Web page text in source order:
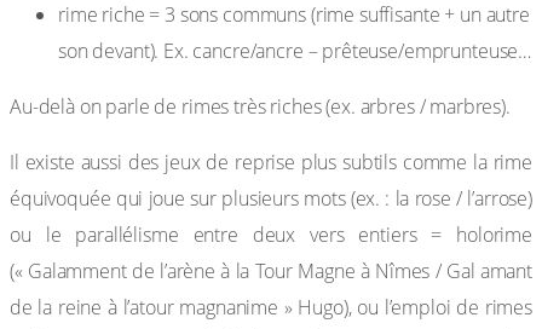
rime riche = 3 sons communs (rime suffisante + un autre
son devant). Ex. cancre/ancre – prêteuse/emprunteuse…
Au-delà on parle de rimes très riches (ex. arbres / marbres).
Il existe aussi des jeux de reprise plus subtils comme la rime
équivoquée qui joue sur plusieurs mots (ex. : la rose / l’arrose)
ou le parallélisme entre deux vers entiers = holorime
(« Galamment de l’arène à la Tour Magne à Nîmes / Gal amant
de la reine à l’atour magnanime » Hugo), ou l’emploi de rimes